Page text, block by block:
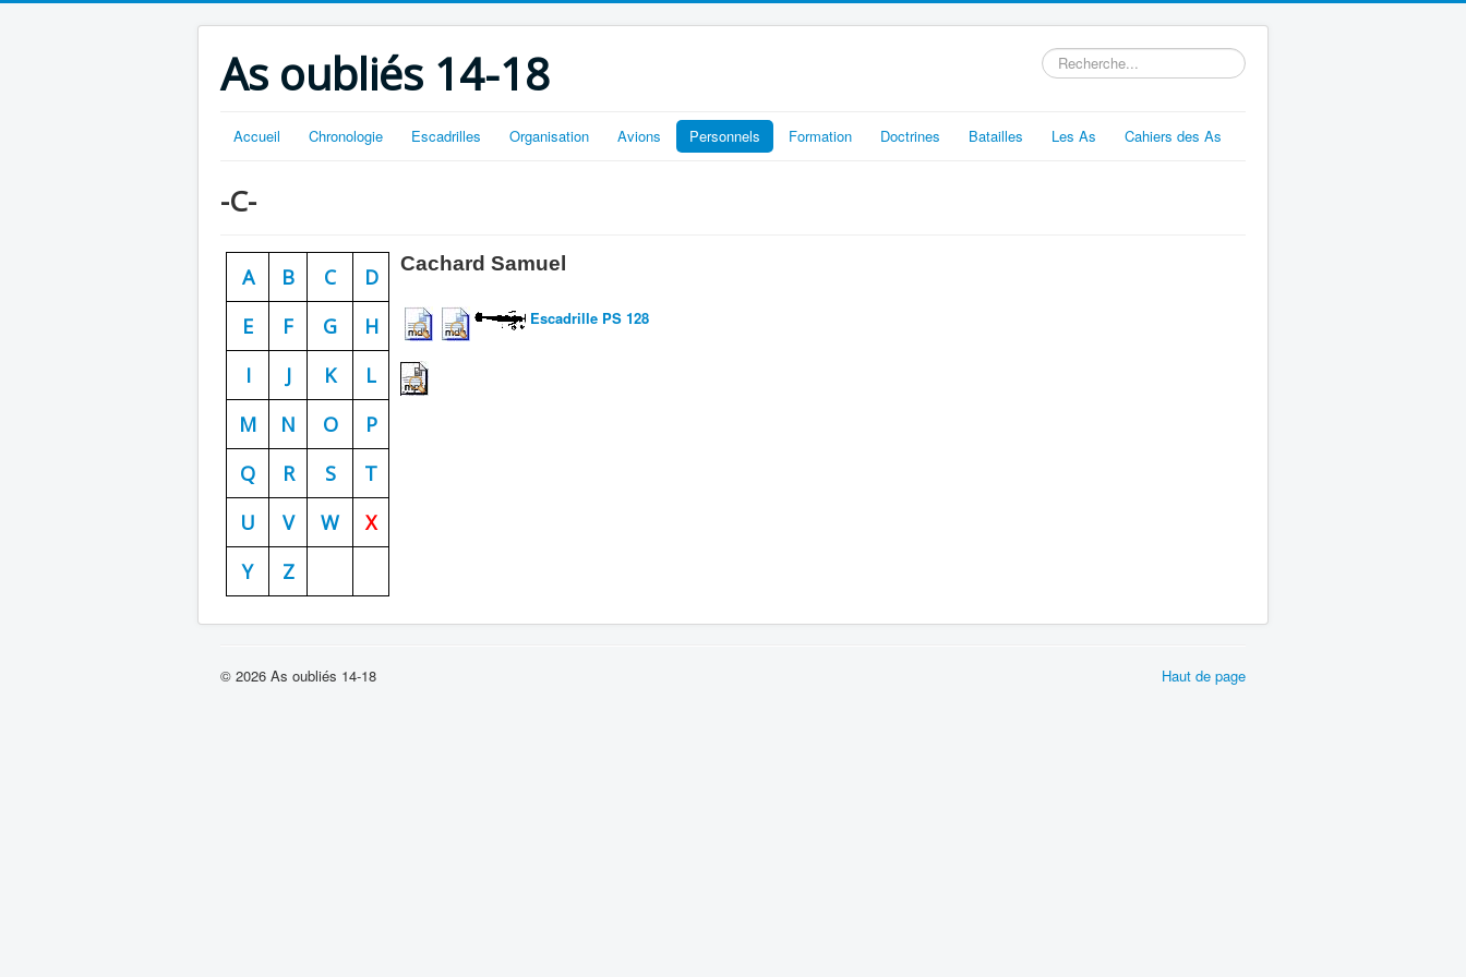
As oubliés 14-18 Rechercher
Accueil Chronologie Escadrilles Organisation Avions Personnels Formation Doctrines Batailles Les As Cahiers des As
-C-
A B C
D
E
F G
H
I
J K
L
M
N O
P
Q
R S
T
U
V W
X
Y
Z
Cachard Samuel
Escadrille PS 128
Haut de page
© 2026 As oubliés 14-18